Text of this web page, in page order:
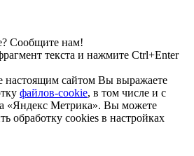
Сообщите нам!
текста и нажмите Ctrl+Enter
настоящим сайтом Вы выражаете
файлов-cookie, в том числе и с
«Яндекс Метрика». Вы можете
обработку cookies в настройках